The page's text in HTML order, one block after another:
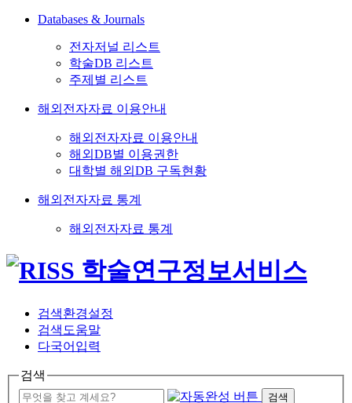
Databases & Journals
전자저널 리스트
학술DB 리스트
주제별 리스트
해외전자자료 이용안내
해외전자자료 이용안내
해외DB별 이용권한
대학별 해외DB 구독현황
해외전자자료 통계
해외전자자료 통계
검색환경설정
검색도움말
다국어입력
검색
검색